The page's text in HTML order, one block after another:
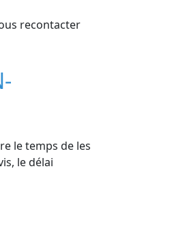
recontacter
le temps de les
le délai